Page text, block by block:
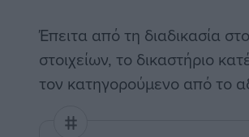
Έπειτα από τη διαδικασία
στοιχείων, το δικαστήριο
τον κατηγορούμενο από το